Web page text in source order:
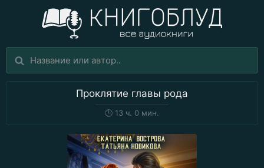
Проклятие главы рода
🕒 13 ч. 0 мин.